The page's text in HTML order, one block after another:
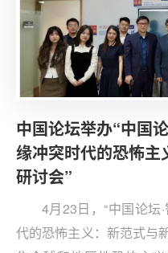
中国论坛举办“中国
缘冲突时代的恐怖
研讨会”
4月23日，“中国论
代的恐怖主义：新范式与